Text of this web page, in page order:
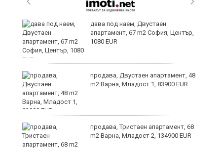
дава под наем, Двустаен
апартамент, 67 m2 София, Център,
1080 EUR
продава, Двустаен апартамент, 48
m2 Варна, Младост 1, 83900 EUR
продава, Тристаен апартамент, 68
m2 Варна, Младост 2, 134900 EUR